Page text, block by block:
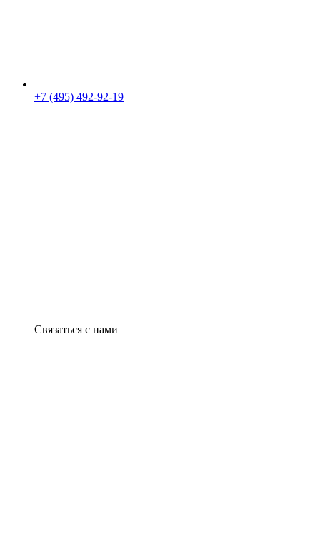
+7 (495) 492-92-19
Связаться с нами